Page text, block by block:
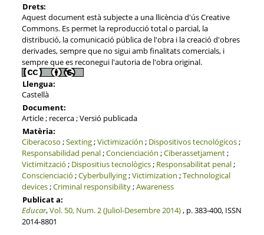
Drets:
Aquest document està subjecte a una llicència d'ús Creative
Commons. Es permet la reproducció total o parcial, la
distribució, la comunicació pública de l'obra i la creació d'obres
derivades, sempre que no sigui amb finalitats comercials, i
sempre que es reconegui l'autoria de l'obra original.
Llengua:
Castellà
Document:
Article ; recerca ; Versió publicada
Matèria:
Ciberacoso ;Sexting;Victimización ; Dispositivos tecnológicos;
Responsabilidad penal;Concienciación ;Ciberassetjament;
Victimització ; Dispositius tecnològics; Responsabilitat penal;
Conscienciació ;Cyberbullying;Victimization ;Technological
devices;Criminal responsibility;Awareness
Publicat a:
Educar,Vol. 50, Num. 2 (Juliol-Desembre 2014), p. 383-400, ISSN
2014-8801